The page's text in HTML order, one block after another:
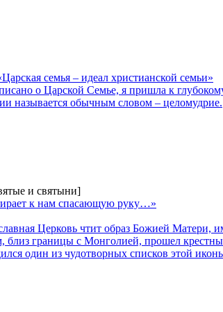
семья – идеал христианской семьи»
о Царской Семье, я пришла к
называется обычным словом – целомудрие.
и святыни]
к нам спасающую руку…»
Церковь чтит образ Божией
близ границы с Монголией, прошел
один из чудотворных списков этой